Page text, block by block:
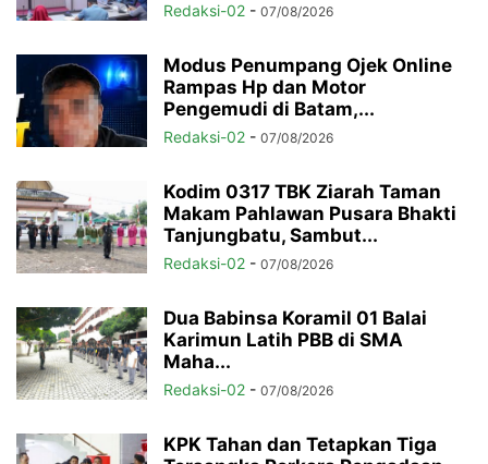
Redaksi-02 - 07/08/2026
Modus Penumpang Ojek Online
Rampas Hp dan Motor
Pengemudi di Batam,...
Redaksi-02 - 07/08/2026
Kodim 0317 TBK Ziarah Taman
Makam Pahlawan Pusara Bhakti
Tanjungbatu, Sambut...
Redaksi-02 - 07/08/2026
Dua Babinsa Koramil 01 Balai
Karimun Latih PBB di SMA
Maha...
Redaksi-02 - 07/08/2026
KPK Tahan dan Tetapkan Tiga